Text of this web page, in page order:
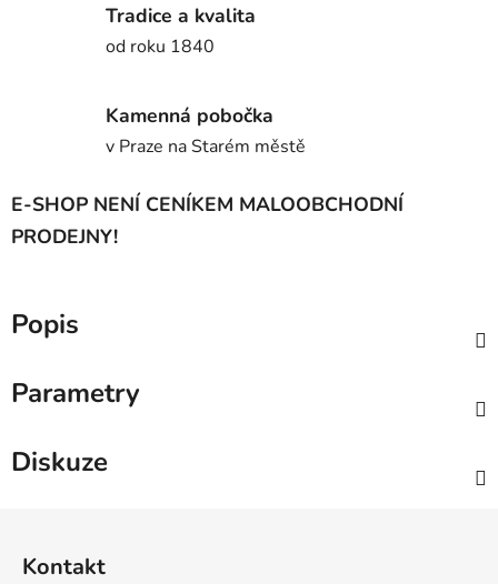
Tradice a kvalita
od roku 1840
Kamenná pobočka
v Praze na Starém městě
E-SHOP NENÍ CENÍKEM MALOOBCHODNÍ
PRODEJNY!
Popis
Parametry
Diskuze
Kontakt